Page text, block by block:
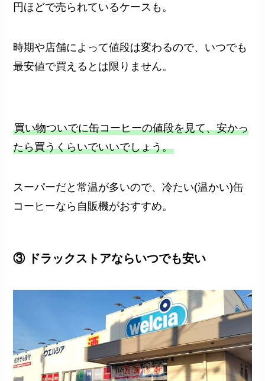
円ほどで売られているケースも。
時期や店舗によって値段は変わるので、いつでも
最安値で買えるとは限りません。
買い物ついでに缶コーヒーの値段を見て、安かっ
たら買うくらいでいいでしょう。
スーパーだと常温が多いので、冷たい(温かい)缶
コーヒーなら自販機がおすすめ。
③ ドラックストアならいつでも安い